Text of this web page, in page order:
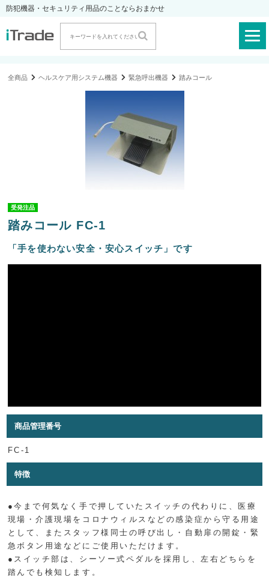
防犯機器・セキュリティ用品のことならおまかせ
全商品 ヘルスケア用システム機器 緊急呼出機器 踏みコール
受発注品
踏みコール FC-1
「手を使わない安全・安心スイッチ」です
商品管理番号
FC-1
特徴
●今まで何気なく手で押していたスイッチの代わりに、医療
現場・介護現場をコロナウィルスなどの感染症から守る用途
として、またスタッフ様同士の呼び出し・自動扉の開錠・緊
急ボタン用途などにご使用いただけます。
●スイッチ部は、シーソー式ペダルを採用し、左右どちらを
踏んでも検知します。